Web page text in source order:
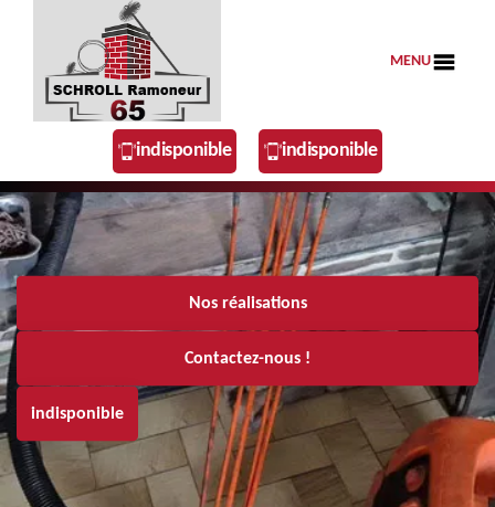
MENU
indisponible indisponible
Nos réalisations
Contactez-nous !
indisponible